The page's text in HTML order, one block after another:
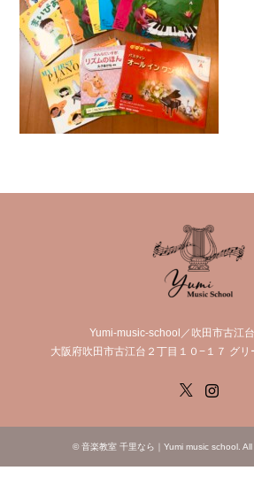
Yumi-music-school／吹田市古江
大阪府吹田市古江台２丁目１０−１７ グ
© 音楽教室 千里なら｜Yumi music school. All